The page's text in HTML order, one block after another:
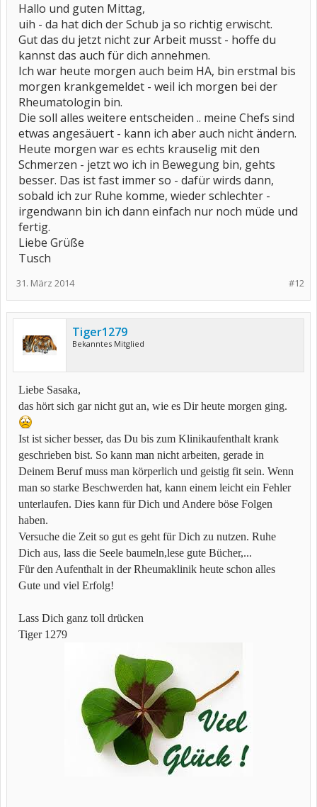
Hallo und guten Mittag,
uih - da hat dich der Schub ja so richtig erwischt.
Gut das du jetzt nicht zur Arbeit musst - hoffe du
kannst das auch für dich annehmen.
Ich war heute morgen auch beim HA, bin erstmal bis
morgen krankgemeldet - weil ich morgen bei der
Rheumatologin bin.
Die soll alles weitere entscheiden .. meine Chefs sind
etwas angesäuert - kann ich aber auch nicht ändern.
Heute morgen war es echts krauselig mit den
Schmerzen - jetzt wo ich in Bewegung bin, gehts
besser. Das ist fast immer so - dafür wirds dann,
sobald ich zur Ruhe komme, wieder schlechter -
irgendwann bin ich dann einfach nur noch müde und
fertig.
Liebe Grüße
Tusch
#12
31. März 2014
Tiger1279
Bekanntes Mitglied
Liebe Sasaka,
das hört sich gar nicht gut an, wie es Dir heute morgen ging.
Ist ist sicher besser, das Du bis zum Klinikaufenthalt krank
geschrieben bist. So kann man nicht arbeiten, gerade in
Deinem Beruf muss man körperlich und geistig fit sein. Wenn
man so starke Beschwerden hat, kann einem leicht ein Fehler
unterlaufen. Dies kann für Dich und Andere böse Folgen
haben.
Versuche die Zeit so gut es geht für Dich zu nutzen. Ruhe
Dich aus, lass die Seele baumeln,lese gute Bücher,...
Für den Aufenthalt in der Rheumaklinik heute schon alles
Gute und viel Erfolg!
Lass Dich ganz toll drücken
Tiger 1279